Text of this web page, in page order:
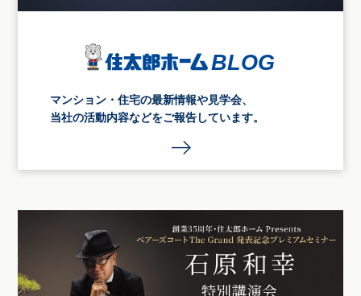
マンション・住宅の最新情報や見学会、
当社の活動内容などをご報告しています。